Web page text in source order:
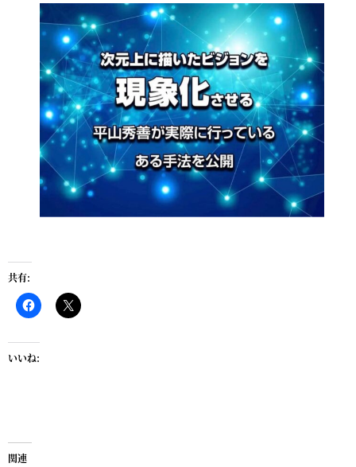
共有:
いいね:
関連